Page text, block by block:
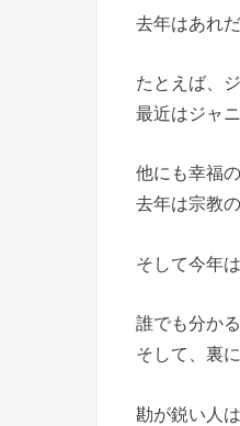
去年はあれ
たとえば、
最近はジャ
他にも幸福
去年は宗教
そして今年
誰でも分か
そして、裏
勘が鋭い人